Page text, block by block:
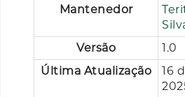
Mantenedor
Versão
1.0
Última Atualização
16